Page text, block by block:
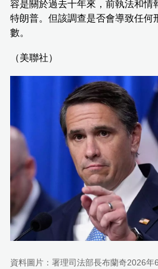
容是關於過去十年來，前執法和情
特朗普。但該調查是否會導致任何
數。
（美聯社）
資料圖片：署理司法部長布蘭奇2026